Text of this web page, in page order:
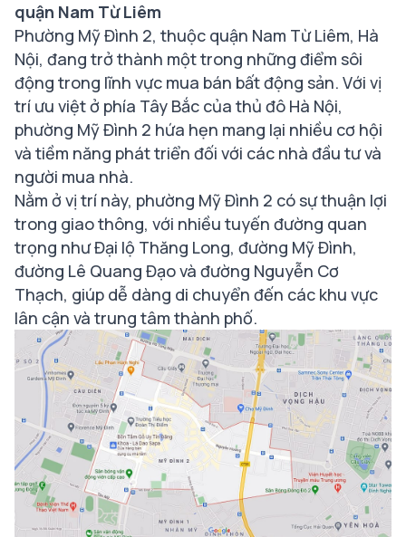
quận Nam Từ Liêm
Phường Mỹ Đình 2, thuộc quận Nam Từ Liêm, Hà
Nội, đang trở thành một trong những điểm sôi
động trong lĩnh vực mua bán bất động sản. Với vị
trí ưu việt ở phía Tây Bắc của thủ đô Hà Nội,
phường Mỹ Đình 2 hứa hẹn mang lại nhiều cơ hội
và tiềm năng phát triển đối với các nhà đầu tư và
người mua nhà.
Nằm ở vị trí này, phường Mỹ Đình 2 có sự thuận lợi
trong giao thông, với nhiều tuyến đường quan
trọng như Đại lộ Thăng Long, đường Mỹ Đình,
đường Lê Quang Đạo và đường Nguyễn Cơ
Thạch, giúp dễ dàng di chuyển đến các khu vực
lân cận và trung tâm thành phố.